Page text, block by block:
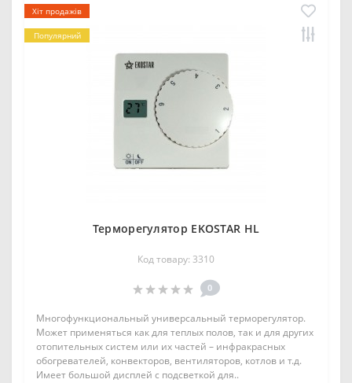
Хіт продажів
Популярний
Терморегулятор EKOSTAR HL
Код товару: 3310
0
Многофункциональный универсальный терморегулятор.
Может применяться как для теплых полов, так и для других
отопительных систем или их частей – инфракрасных
обогревателей, конвекторов, вентиляторов, котлов и т.д.
Имеет большой дисплей с подсветкой для..